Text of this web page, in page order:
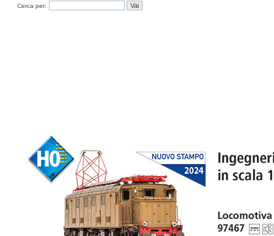
Cerca per: